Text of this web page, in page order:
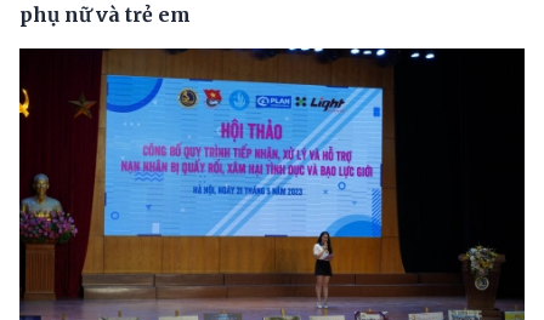
phụ nữ và trẻ em